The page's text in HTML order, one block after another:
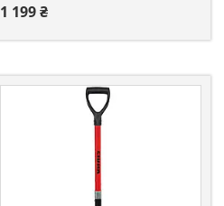
1 199 ₴